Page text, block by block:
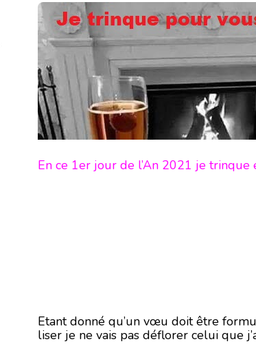
En ce 1er jour de l’An 2021 je trinque
Etant donné qu’un vœu doit être
liser je ne vais pas déflorer celui que